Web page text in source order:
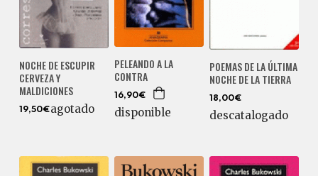
NOCHE DE ESCUPIR
CERVEZA Y
MALDICIONES
19,50€agotado
PELEANDO A LA
CONTRA
16,90€
disponible
POEMAS DE LA ÚLTIMA
NOCHE DE LA TIERRA
18,00€
descatalogado